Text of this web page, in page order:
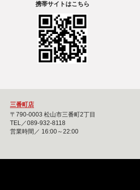
携帯サイトはこちら
三番町店
〒790-0003 松山市三番町2丁目
TEL／089-932-8118
営業時間／ 16:00～22:00